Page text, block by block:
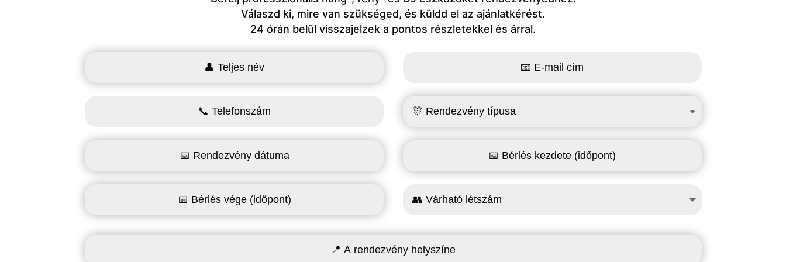
Válaszd ki, mire van szükséged, és küldd el az ajánlatkérést.
24 órán belül visszajelzek a pontos részletekkel és árral.